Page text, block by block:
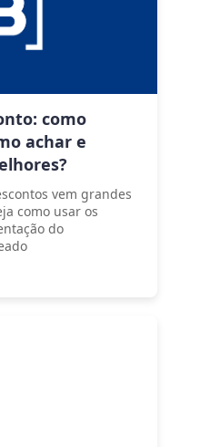
como
achar e
vem grandes
como usar os
do